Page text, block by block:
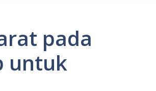
pada
untuk